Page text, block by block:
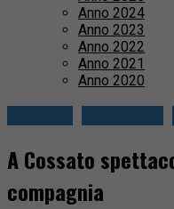
Anno 2024
Anno 2023
Anno 2022
Anno 2021
Anno 2020
A Cossato
compagnia